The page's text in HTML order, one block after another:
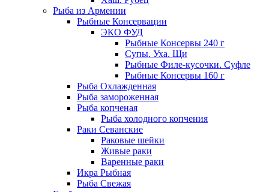
Рыба из Армении
Рыбные Консервации
ЭКО ФУД
Рыбные Консервы 240 г
Супы. Уха. Щи
Рыбные Филе-кусочки. Суфле
Рыбные Консервы 160 г
Рыба Охлажденная
Рыба замороженная
Рыба копченая
Рыба холодного копчения
Раки Севанские
Раковые шейки
Живые раки
Варенные раки
Икра Рыбная
Рыба Свежая